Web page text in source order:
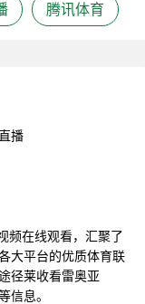
腾讯体育
播
频在线观看，汇聚了
大平台的优质体育联
径莱收看雷奥亚
信息。